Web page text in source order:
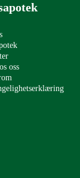
oss